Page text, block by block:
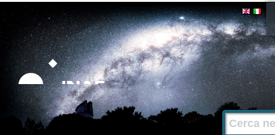
Strumenti
personali
Salta
contenuti.
|
Salta
alla
navigazione
Cerca nel
Ricerca
avanzata…